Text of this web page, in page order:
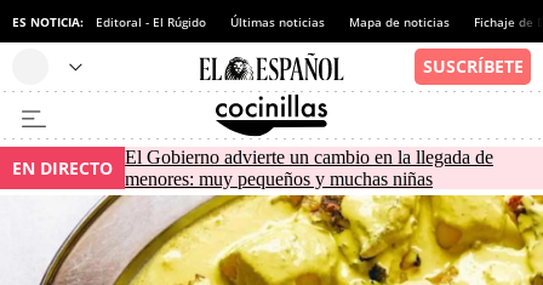
ES NOTICIA: Editoral - El Rúgido Últimas noticias Mapa de noticias Fichaje de
EN DIRECTO El Gobierno advierte un cambio en la llegada de
menores: muy pequeños y muchas niñas